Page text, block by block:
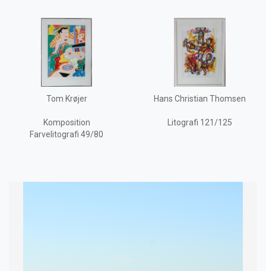
Tom Krøjer
Komposition
Farvelitografi 49/80
Hans Christian Thomsen
Litografi 121/125